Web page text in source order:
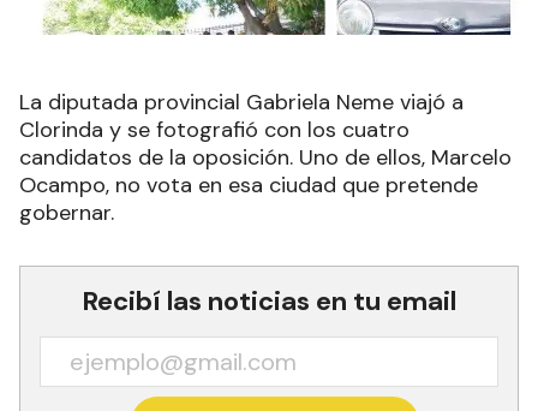
La diputada provincial Gabriela Neme viajó a
Clorinda y se fotografió con los cuatro
candidatos de la oposición. Uno de ellos, Marcelo
Ocampo, no vota en esa ciudad que pretende
gobernar.
Recibí las noticias en tu email